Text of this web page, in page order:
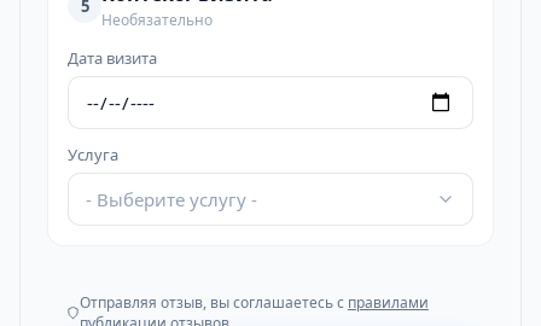
5
Необязательно
Дата визита
Услуга
- Выберите услугу -
Отправляя отзыв, вы соглашаетесь с правилами